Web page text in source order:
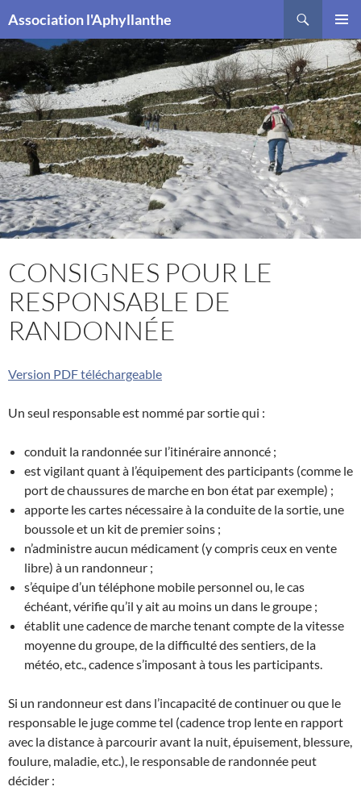
Association l'Aphyllanthe
MENU
AU
CONTENU
CONSIGNES POUR LE
RESPONSABLE DE
RANDONNÉE
Version PDF téléchargeable
Un seul responsable est nommé par sortie qui :
conduit la randonnée sur l’itinéraire annoncé ;
est vigilant quant à l’équipement des participants (comme le
port de chaussures de marche en bon état par exemple) ;
apporte les cartes nécessaire à la conduite de la sortie, une
boussole et un kit de premier soins ;
n’administre aucun médicament (y compris ceux en vente
libre) à un randonneur ;
s’équipe d’un téléphone mobile personnel ou, le cas
échéant, vérifie qu’il y ait au moins un dans le groupe ;
établit une cadence de marche tenant compte de la vitesse
moyenne du groupe, de la difficulté des sentiers, de la
météo, etc., cadence s’imposant à tous les participants.
Si un randonneur est dans l’incapacité de continuer ou que le
responsable le juge comme tel (cadence trop lente en rapport
avec la distance à parcourir avant la nuit, épuisement, blessure,
foulure, maladie, etc.), le responsable de randonnée peut
décider :